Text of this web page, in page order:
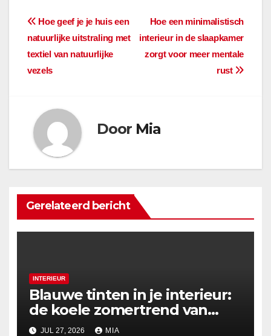
BerichtnavigatieHoe een minimalistisch
interieur in de slaapkamer
zorgt voor meer mentale
rust
Hoe geef je je huis een
natuurlijke uitstraling met
textiel van natuurlijke
vezels
Door Mia
Gerelateerd bericht
INTERIEUR
Blauwe tinten in je interieur:
de koele zomertrend van
2026
JUL 27, 2026 MIA